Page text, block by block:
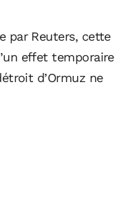
par Reuters, cette
effet temporaire
d’Ormuz ne